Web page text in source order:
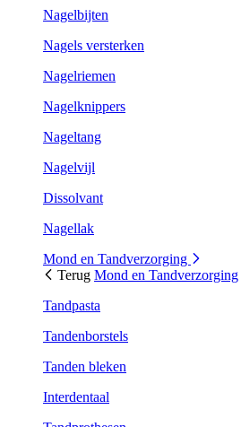
Nagelbijten
Nagels versterken
Nagelriemen
Nagelknippers
Nageltang
Nagelvijl
Dissolvant
Nagellak
Mond en Tandverzorging
Terug Mond en Tandverzorging
Tandpasta
Tandenborstels
Tanden bleken
Interdentaal